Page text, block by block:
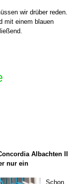
wir drüber reden.
mit einem blauen
Albachten II
nur ein
Schon